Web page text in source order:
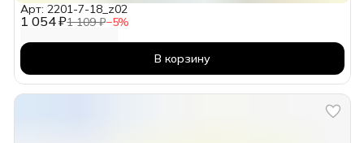
1 054 ₽1 109 ₽−5%
Арт: 2201-7-18_z02
В корзину